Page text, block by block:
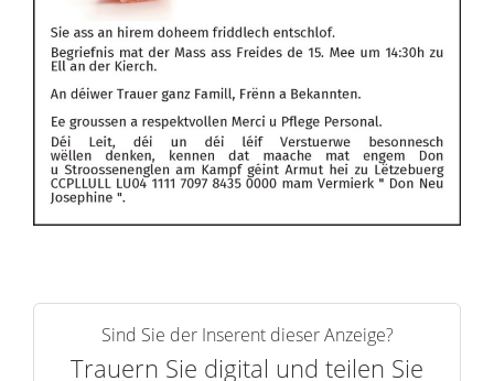
Sind Sie der Inserent dieser Anzeige?
Trauern Sie digital und teilen Sie